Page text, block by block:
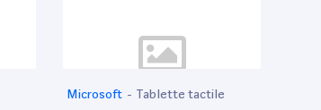
Microsoft - Tablette tactile